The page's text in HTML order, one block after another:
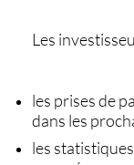
Les
les prises de
dans les
les